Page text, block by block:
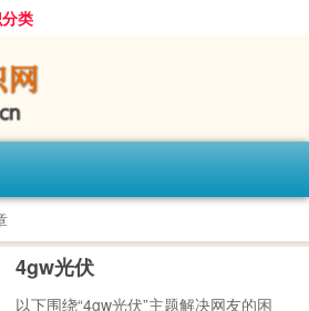
类
4gw光伏
以下围绕“4gw光伏”主题解决网友的困